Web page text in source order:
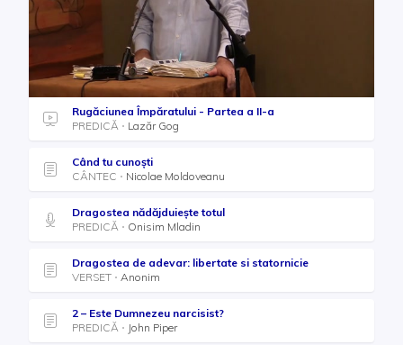
Rugăciunea Împăratului - Partea a II-a
PREDICĂ
Lazăr Gog
Când tu cunoști
CÂNTEC
Nicolae Moldoveanu
Dragostea nădăjduieşte totul
PREDICĂ
Onisim Mladin
Dragostea de adevar: libertate si statornicie
VERSET
Anonim
2 – Este Dumnezeu narcisist?
PREDICĂ
John Piper